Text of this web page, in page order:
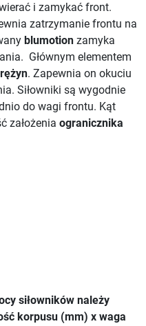
i zamykać front.
zatrzymanie frontu na
blumotion zamyka
Głównym elementem
. Zapewnia on okuciu
Siłowniki są wygodnie
do wagi frontu. Kąt
założenia ogranicznika
siłowników należy
korpusu (mm) x waga